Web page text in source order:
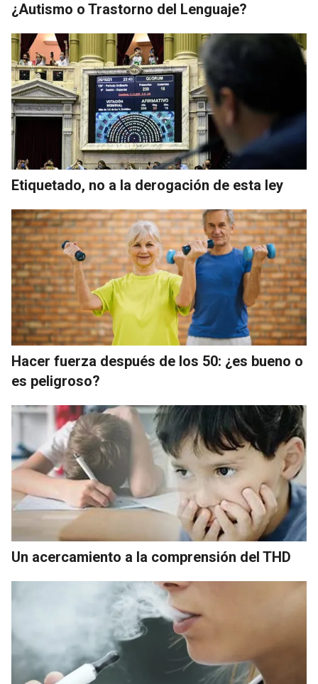
¿Autismo o Trastorno del Lenguaje?
Etiquetado, no a la derogación de esta ley
Hacer fuerza después de los 50: ¿es bueno o
es peligroso?
Un acercamiento a la comprensión del THD